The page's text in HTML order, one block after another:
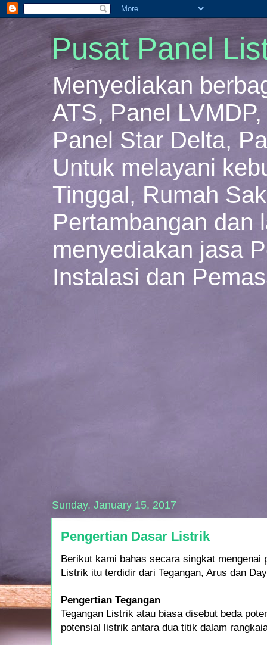
Pusat Panel
Menyediakan
ATS, Panel
Panel Star Delta,
Untuk melayani
Tinggal, Rumah
Pertambangan dan
menyediakan jasa
Instalasi dan
Sunday, January 15, 2017
Pengertian Dasar Listrik
Berikut kami bahas secara singkat mengenai
Listrik itu terdidir dari Tegangan, Arus dan
Pengertian Tegangan
Tegangan Listrik atau biasa disebut beda
potensial listrik antara dua titik dalam